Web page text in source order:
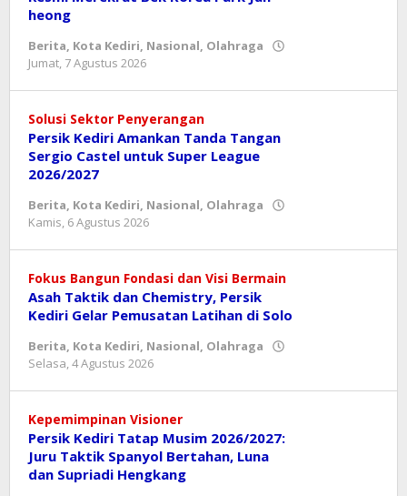
heong
Berita, Kota Kediri, Nasional, Olahraga
Jumat, 7 Agustus 2026
Solusi Sektor Penyerangan
Persik Kediri Amankan Tanda Tangan
Sergio Castel untuk Super League
2026/2027
Berita, Kota Kediri, Nasional, Olahraga
Kamis, 6 Agustus 2026
Fokus Bangun Fondasi dan Visi Bermain
Asah Taktik dan Chemistry, Persik
Kediri Gelar Pemusatan Latihan di Solo
Berita, Kota Kediri, Nasional, Olahraga
Selasa, 4 Agustus 2026
Kepemimpinan Visioner
Persik Kediri Tatap Musim 2026/2027:
Juru Taktik Spanyol Bertahan, Luna
dan Supriadi Hengkang